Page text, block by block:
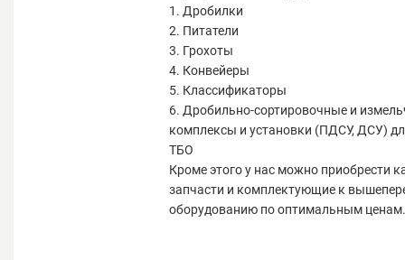
1. Дробилки
2. Питатели
3. Грохоты
4. Конвейеры
5. Классификаторы
6. Дробильно-сортировочные и
комплексы и установки (ПДСУ, ДСУ)
ТБО
Кроме этого у нас можно приобрести
запчасти и комплектующие к
оборудованию по оптимальным ценам.